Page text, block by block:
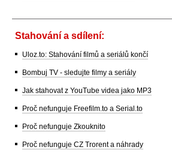
Stahování a sdílení:
Uloz.to: Stahování filmů a seriálů končí
Bombuj TV - sledujte filmy a seriály
Jak stahovat z YouTube videa jako MP3
Proč nefunguje Freefilm.to a Serial.to
Proč nefunguje Zkouknito
Proč nefunguje CZ Trorent a náhrady